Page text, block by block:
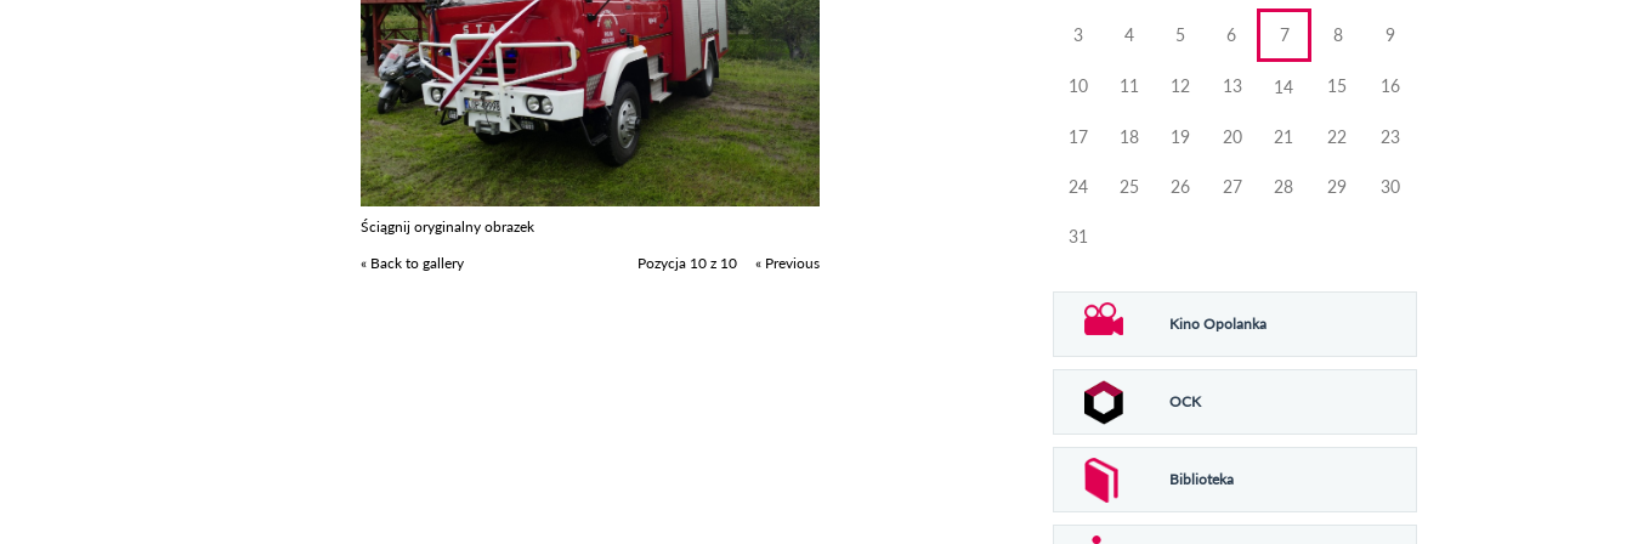
Ściągnij oryginalny obrazek
« Back to gallery
Pozycja 10 z 10 « Previous
3 4 5 6 7 8 9
10 11 12 13 14 15 16
17 18 19 20 21 22 23
24 25 26 27 28 29 30
31
Kino Opolanka
OCK
Biblioteka